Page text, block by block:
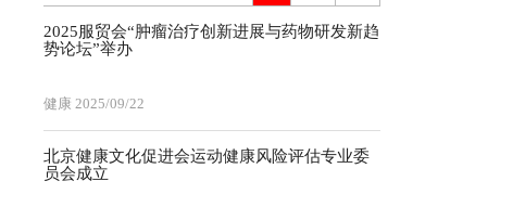
2025服贸会“肿瘤治疗创新进展与药物研发新趋
势论坛”举办
健康 2025/09/22
北京健康文化促进会运动健康风险评估专业委
员会成立